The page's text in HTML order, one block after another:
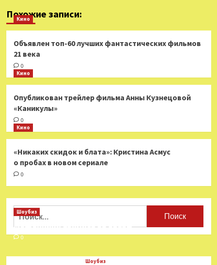
Похожие записи:
Кино
Объявлен топ-60 лучших фантастических фильмов
21 века
0
Кино
Опубликован трейлер фильма Анны Кузнецовой
«Каникулы»
0
Кино
«Никаких скидок и блата»: Кристина Асмус
о пробах в новом сериале
0
Найти:
Шоубиз
Мошенники взялись за звезд
0
Шоубиз